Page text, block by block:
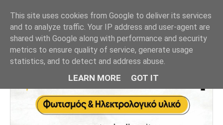
This site uses cookies from Google to deliver its services
and to analyze traffic. Your IP address and user-agent are
shared with Google along with performance and security
metrics to ensure quality of service, generate usage
statistics, and to detect and address abuse.
LEARN MORE GOT IT